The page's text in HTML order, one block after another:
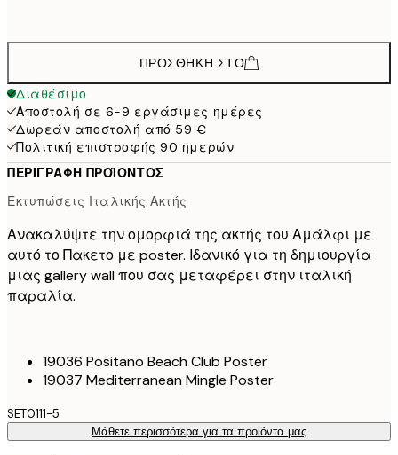
ΠΡΟΣΘΉΚΗ ΣΤΟ
Διαθέσιμο
Αποστολή σε 6-9 εργάσιμες ημέρες
Δωρεάν αποστολή από 59 €
Πολιτική επιστροφής 90 ημερών
ΠΕΡΙΓΡΑΦΉ ΠΡΟΪΌΝΤΟΣ
Εκτυπώσεις Ιταλικής Ακτής
Ανακαλύψτε την ομορφιά της ακτής του Αμάλφι με
αυτό το Πακετο με poster. Ιδανικό για τη δημιουργία
μιας gallery wall που σας μεταφέρει στην ιταλική
παραλία.
19036 Positano Beach Club Poster
19037 Mediterranean Mingle Poster
SET0111-5
Μάθετε περισσότερα για τα προϊόντα μας